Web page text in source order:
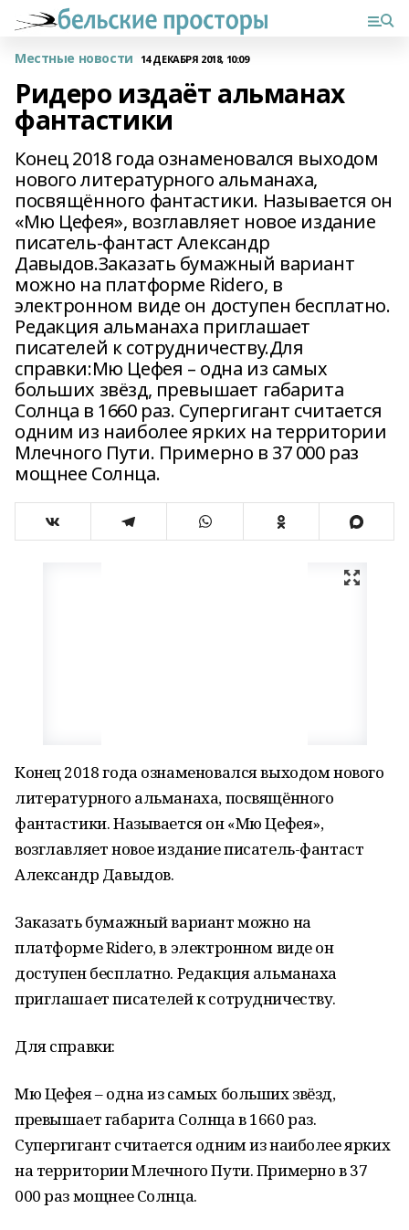
Местные новости 14 ДЕКАБРЯ 2018, 10:09
Ридеро издаёт альманах
фантастики
Конец 2018 года ознаменовался выходом
нового литературного альманаха,
посвящённого фантастики. Называется он
«Мю Цефея», возглавляет новое издание
писатель-фантаст Александр
Давыдов.Заказать бумажный вариант
можно на платформе Ridero, в
электронном виде он доступен бесплатно.
Редакция альманаха приглашает
писателей к сотрудничеству.Для
справки:Мю Цефея – одна из самых
больших звёзд, превышает габарита
Солнца в 1660 раз. Супергигант считается
одним из наиболее ярких на территории
Млечного Пути. Примерно в 37 000 раз
мощнее Солнца.
Конец 2018 года ознаменовался выходом нового
литературного альманаха, посвящённого
фантастики. Называется он «Мю Цефея»,
возглавляет новое издание писатель-фантаст
Александр Давыдов.
Заказать бумажный вариант можно на
платформе Ridero, в электронном виде он
доступен бесплатно. Редакция альманаха
приглашает писателей к сотрудничеству.
Для справки:
Мю Цефея – одна из самых больших звёзд,
превышает габарита Солнца в 1660 раз.
Супергигант считается одним из наиболее ярких
на территории Млечного Пути. Примерно в 37
000 раз мощнее Солнца.